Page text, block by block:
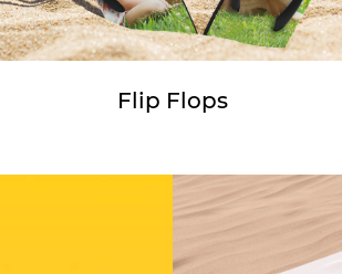
Flip Flops